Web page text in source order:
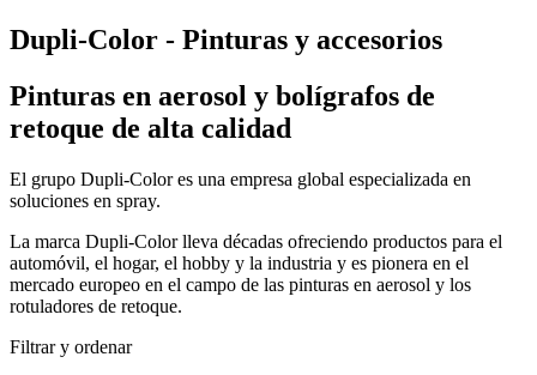
Dupli-Color - Pinturas y accesorios
Pinturas en aerosol y bolígrafos de
retoque de alta calidad
El grupo Dupli-Color es una empresa global especializada en
soluciones en spray.
La marca Dupli-Color lleva décadas ofreciendo productos para el
automóvil, el hogar, el hobby y la industria y es pionera en el
mercado europeo en el campo de las pinturas en aerosol y los
rotuladores de retoque.
Filtrar y ordenar